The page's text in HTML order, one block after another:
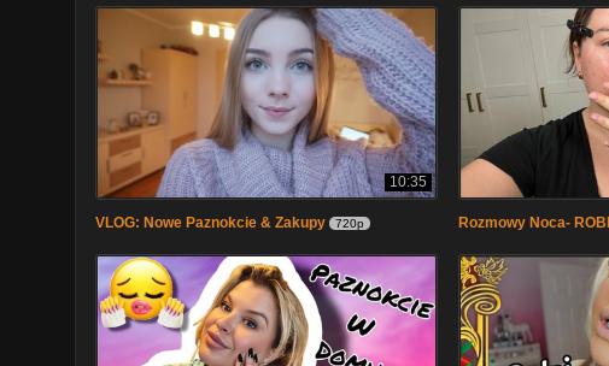
10:35
VLOG: Nowe Paznokcie & Zakupy 720p Rozmowy Noca-